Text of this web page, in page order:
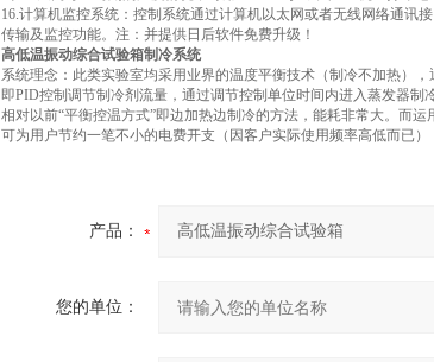
16.计算机监控系统：控制系统通过计算机以太网或者无线网络通讯
传输及监控功能。注：并提供日后软件免费升级！
高低温振动综合试验箱制冷系统
系统理念：此类实验室均采用业界的温度平衡技术（制冷不加热）
即PID控制调节制冷剂流量，通过调节控制单位时间内进入蒸发器制
相对以前“平衡控温方式”即边加热边制冷的方法，能耗非常大。而
可为用户节约一笔不小的电费开支（因客户实际使用频率高低而已）
产品：
您的单位：